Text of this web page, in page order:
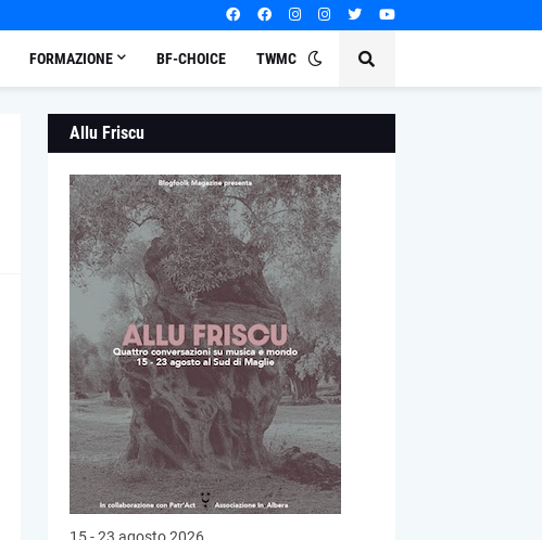
FORMAZIONE BF-CHOICE TWMC
Allu Friscu